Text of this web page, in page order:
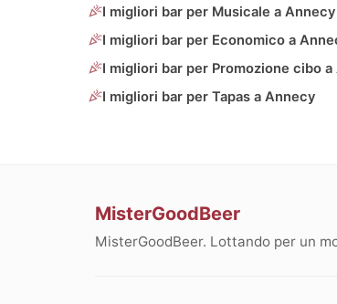
I migliori bar per Musicale a Annecy
I migliori bar per Economico a
I migliori bar per Promozione cibo
I migliori bar per Tapas a Annecy
MisterGoodBeer
MisterGoodBeer. Lottando per un